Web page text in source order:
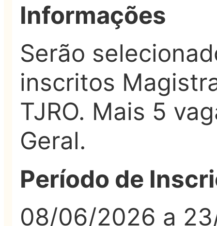
Informações
Serão
inscritos
TJRO. Mais 5
Geral.
Período de
08/06/2026 a